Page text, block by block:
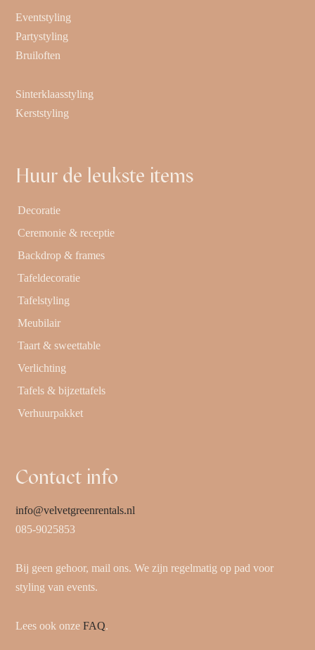
Eventstyling
Partystyling
Bruiloften
Sinterklaasstyling
Kerststyling
Huur de leukste items
Decoratie
Ceremonie & receptie
Backdrop & frames
Tafeldecoratie
Tafelstyling
Meubilair
Taart & sweettable
Verlichting
Tafels & bijzettafels
Verhuurpakket
Contact info
info@velvetgreenrentals.nl
085-9025853
Bij geen gehoor, mail ons. We zijn regelmatig op pad voor
styling van events.
Lees ook onzeFAQ.